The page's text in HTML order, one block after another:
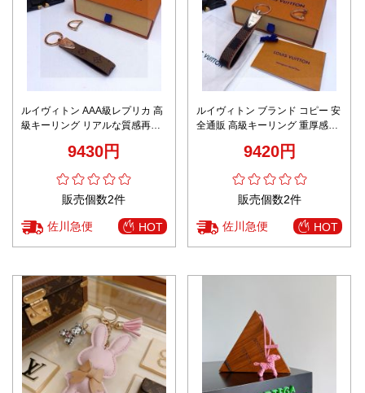
ルイヴィトン AAA級レプリカ 高
級キーリング リアルな質感再現
9430円
販売個数2件
佐川急便 HOT
ルイヴィトン ブランド コピー 安
全通販 高級キーリング 重厚感あ
9420円
販売個数2件
佐川急便 HOT